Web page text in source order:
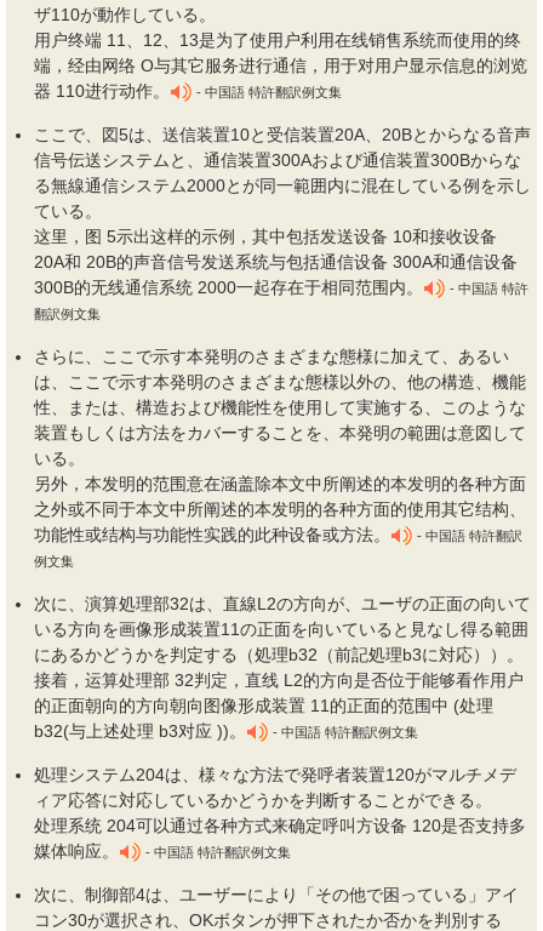
ザ110が動作している。
用户终端 11、12、13是为了使用户利用在线销售系统而使用的终
端，经由网络 O与其它服务进行通信，用于对用户显示信息的浏览
器 110进行动作。
- 中国語 特許翻訳例文集
ここで、図5は、送信装置10と受信装置20A、20Bとからなる音声
信号伝送システムと、通信装置300Aおよび通信装置300Bからな
る無線通信システム2000とが同一範囲内に混在している例を示し
ている。
这里，图 5示出这样的示例，其中包括发送设备 10和接收设备
20A和 20B的声音信号发送系统与包括通信设备 300A和通信设备
300B的无线通信系统 2000一起存在于相同范围内。
- 中国語 特許
翻訳例文集
さらに、ここで示す本発明のさまざまな態様に加えて、あるい
は、ここで示す本発明のさまざまな態様以外の、他の構造、機能
性、または、構造および機能性を使用して実施する、このような
装置もしくは方法をカバーすることを、本発明の範囲は意図して
いる。
另外，本发明的范围意在涵盖除本文中所阐述的本发明的各种方面
之外或不同于本文中所阐述的本发明的各种方面的使用其它结构、
功能性或结构与功能性实践的此种设备或方法。
- 中国語 特許翻訳
例文集
次に、演算処理部32は、直線L2の方向が、ユーザの正面の向いて
いる方向を画像形成装置11の正面を向いていると見なし得る範囲
にあるかどうかを判定する（処理b32（前記処理b3に対応））。
接着，运算处理部 32判定，直线 L2的方向是否位于能够看作用户
的正面朝向的方向朝向图像形成装置 11的正面的范围中 (处理
b32(与上述处理 b3对应 ))。
- 中国語 特許翻訳例文集
処理システム204は、様々な方法で発呼者装置120がマルチメデ
ィア応答に対応しているかどうかを判断することができる。
处理系统 204可以通过各种方式来确定呼叫方设备 120是否支持多
媒体响应。
- 中国語 特許翻訳例文集
次に、制御部4は、ユーザーにより「その他で困っている」アイ
コン30が選択され、OKボタンが押下されたか否かを判別する